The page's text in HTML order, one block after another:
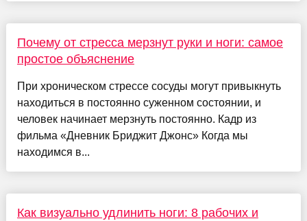
Почему от стресса мерзнут руки и ноги: самое
простое объяснение
При хроническом стрессе сосуды могут привыкнуть
находиться в постоянно суженном состоянии, и
человек начинает мерзнуть постоянно. Кадр из
фильма «Дневник Бриджит Джонс» Когда мы
находимся в...
Как визуально удлинить ноги: 8 рабочих и